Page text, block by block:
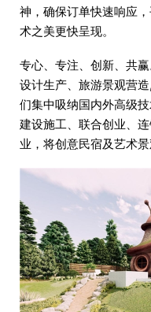
神，确保订单快速响应
术之美更快呈现。
专心、专注、创新、共
设计生产、旅游景观营
们集中吸纳国内外高级
建设施工、联合创业、
业，将创意民宿及艺术景